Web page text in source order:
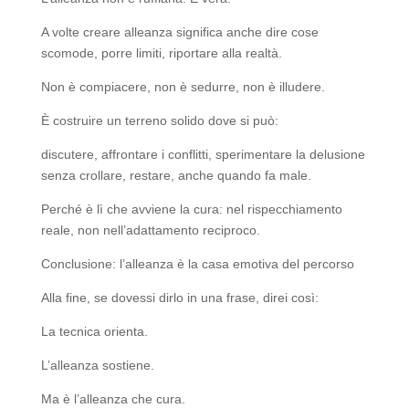
A volte creare alleanza significa anche dire cose
scomode, porre limiti, riportare alla realtà.
Non è compiacere, non è sedurre, non è illudere.
È costruire un terreno solido dove si può:
discutere, affrontare i conflitti, sperimentare la delusione
senza crollare, restare, anche quando fa male.
Perché è lì che avviene la cura: nel rispecchiamento
reale, non nell’adattamento reciproco.
Conclusione: l’alleanza è la casa emotiva del percorso
Alla fine, se dovessi dirlo in una frase, direi così:
La tecnica orienta.
L’alleanza sostiene.
Ma è l’alleanza che cura.